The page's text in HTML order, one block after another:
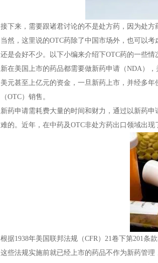
接下来，需要跟诸君讨论的不是处方药，因为处
当然，这里说的OTC药除了中国市场外，也可以
还是会好不少。以下小编来介绍下OTC药的一些情
新在美国上市的药品都需要做新药申请（NDA）
美元甚至上亿元的资金，一旦新药上市，并经多
（OTC）销售。
新药申请需耗费大量的时间和财力，通过以新药
难的。近年，在中药及OTC非处方药出口领域出
根据1938年美国联邦法规（CFR）21卷下第201条
这些法规实施前就已经上市的药品不作为新药管理